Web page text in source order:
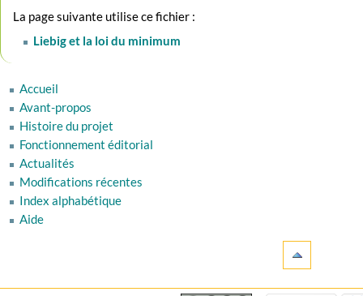
La page suivante utilise ce fichier :
Liebig et la loi du minimum
Accueil
Avant-propos
Histoire du projet
Fonctionnement éditorial
Actualités
Modifications récentes
Index alphabétique
Aide